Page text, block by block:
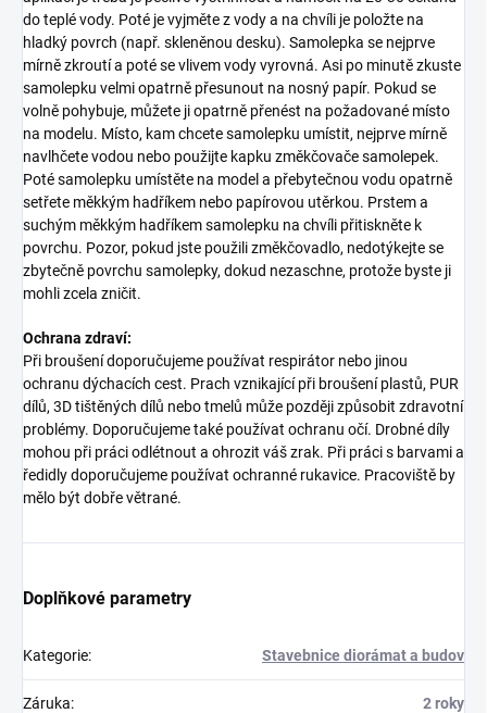
do teplé vody. Poté je vyjměte z vody a na chvíli je položte na
hladký povrch (např. skleněnou desku). Samolepka se nejprve
mírně zkroutí a poté se vlivem vody vyrovná. Asi po minutě zkuste
samolepku velmi opatrně přesunout na nosný papír. Pokud se
volně pohybuje, můžete ji opatrně přenést na požadované místo
na modelu. Místo, kam chcete samolepku umístit, nejprve mírně
navlhčete vodou nebo použijte kapku změkčovače samolepek.
Poté samolepku umístěte na model a přebytečnou vodu opatrně
setřete měkkým hadříkem nebo papírovou utěrkou. Prstem a
suchým měkkým hadříkem samolepku na chvíli přitiskněte k
povrchu. Pozor, pokud jste použili změkčovadlo, nedotýkejte se
zbytečně povrchu samolepky, dokud nezaschne, protože byste ji
mohli zcela zničit.
Ochrana zdraví:
Při broušení doporučujeme používat respirátor nebo jinou
ochranu dýchacích cest. Prach vznikající při broušení plastů, PUR
dílů, 3D tištěných dílů nebo tmelů může později způsobit zdravotní
problémy. Doporučujeme také používat ochranu očí. Drobné díly
mohou při práci odlétnout a ohrozit váš zrak. Při práci s barvami a
ředidly doporučujeme používat ochranné rukavice. Pracoviště by
mělo být dobře větrané.
Doplňkové parametry
Kategorie: Stavebnice diorámat a budov
Záruka: 2 roky